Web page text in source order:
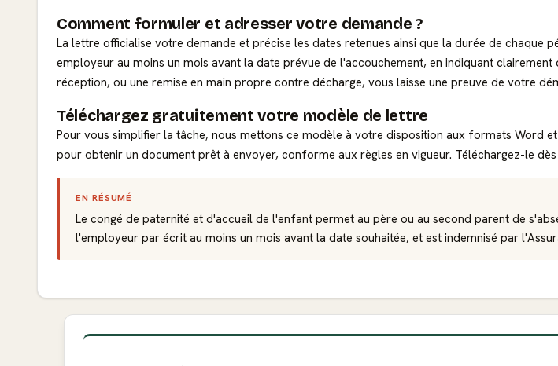
Comment formuler et adresser votre demande ?
La lettre officialise votre demande et précise les dates retenues ainsi que la durée de chaque
employeur au moins un mois avant la date prévue de l'accouchement, en indiquant
réception, ou une remise en main propre contre décharge, vous laisse une preuve de votre
Téléchargez gratuitement votre modèle de lettre
Pour vous simplifier la tâche, nous mettons ce modèle à votre disposition aux formats Word
pour obtenir un document prêt à envoyer, conforme aux règles en vigueur. Téléchargez-le
EN RÉSUMÉ
Le congé de paternité et d'accueil de l'enfant permet au père ou au second parent de
l'employeur par écrit au moins un mois avant la date souhaitée, et est indemnisé par